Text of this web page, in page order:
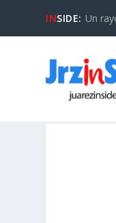
INSIDE: Un